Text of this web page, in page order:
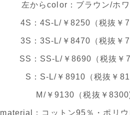
左からcolor：ブラウン/ホワ
4S：4S-L/￥8250（税抜￥
3S：3S-L/￥8470（税抜￥
SS：SS-L/￥8690（税抜￥
S：S-L/￥8910（税抜￥
M/￥9130（税抜￥
material：コットン95％・ポリウ